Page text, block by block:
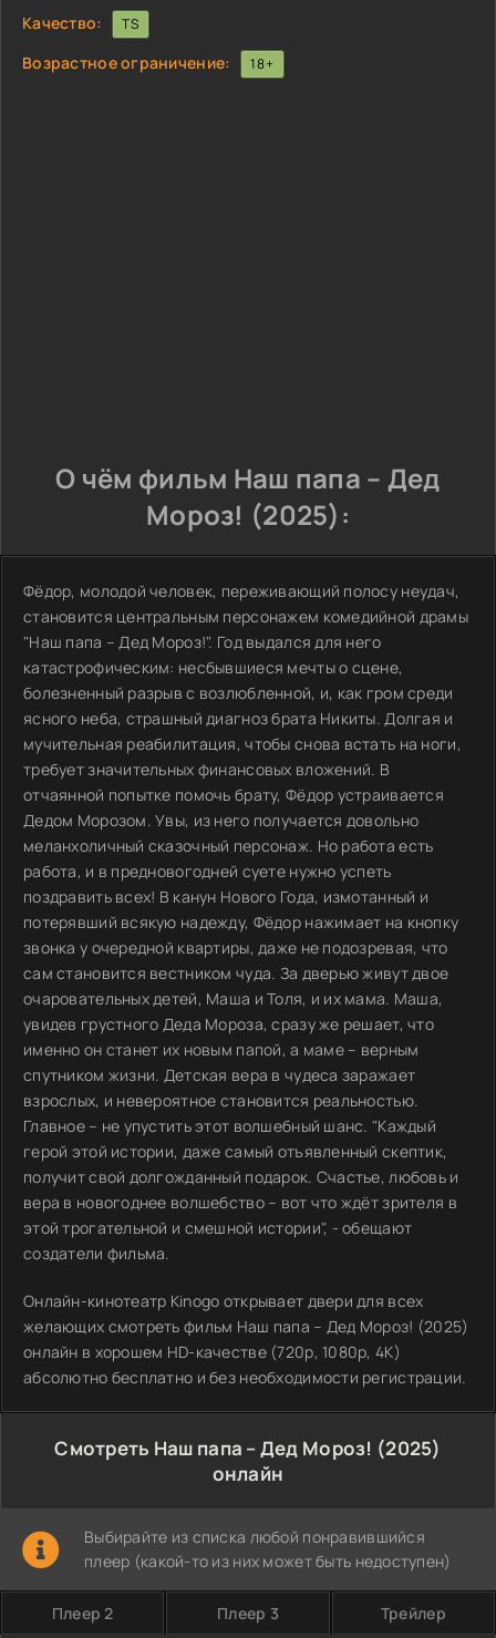
Качество: TS
Возрастное ограничение: 18+
О чём фильм Наш папа – Дед
Мороз! (2025):
Фёдор, молодой человек, переживающий полосу неудач,
становится центральным персонажем комедийной драмы
"Наш папа – Дед Мороз!". Год выдался для него
катастрофическим: несбывшиеся мечты о сцене,
болезненный разрыв с возлюбленной, и, как гром среди
ясного неба, страшный диагноз брата Никиты. Долгая и
мучительная реабилитация, чтобы снова встать на ноги,
требует значительных финансовых вложений. В
отчаянной попытке помочь брату, Фёдор устраивается
Дедом Морозом. Увы, из него получается довольно
меланхоличный сказочный персонаж. Но работа есть
работа, и в предновогодней суете нужно успеть
поздравить всех! В канун Нового Года, измотанный и
потерявший всякую надежду, Фёдор нажимает на кнопку
звонка у очередной квартиры, даже не подозревая, что
сам становится вестником чуда. За дверью живут двое
очаровательных детей, Маша и Толя, и их мама. Маша,
увидев грустного Деда Мороза, сразу же решает, что
именно он станет их новым папой, а маме – верным
спутником жизни. Детская вера в чудеса заражает
взрослых, и невероятное становится реальностью.
Главное – не упустить этот волшебный шанс. "Каждый
герой этой истории, даже самый отъявленный скептик,
получит свой долгожданный подарок. Счастье, любовь и
вера в новогоднее волшебство – вот что ждёт зрителя в
этой трогательной и смешной истории", - обещают
создатели фильма.
Онлайн-кинотеатр Kinogo открывает двери для всех
желающих смотреть фильм Наш папа – Дед Мороз! (2025)
онлайн в хорошем HD-качестве (720p, 1080p, 4K)
абсолютно бесплатно и без необходимости регистрации.
Смотреть Наш папа – Дед Мороз! (2025)
онлайн
Выбирайте из списка любой понравившийся
плеер (какой-то из них может быть недоступен)
Плеер 2 Плеер 3 Трейлер